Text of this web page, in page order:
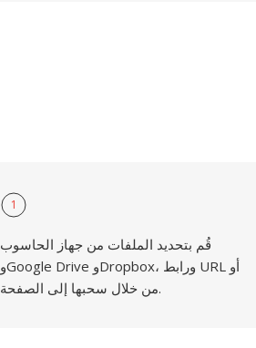
1
قُم بتحديد الملفات من جهاز الحاسوب
وGoogle Drive وDropbox، ورابط URL أو
من خلال سحبها إلى الصفحة.